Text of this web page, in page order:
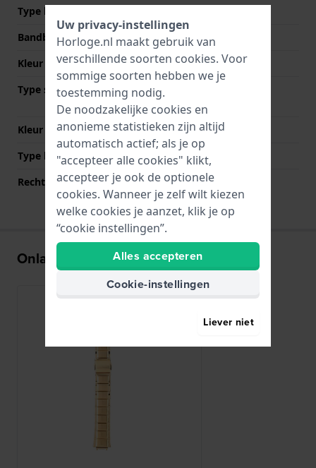
Type band
Bandbreedte
20.5 mm
Kleur Band
Goud
Type sluiting
Vlindersluiting met
drukknoppen
Kleur sluiting
Goud
Type bevestiging
Bandpennen
Rechte bandaanzet
Nee
Onlangs bekeken
Uw privacy-instellingen
Horloge.nl maakt gebruik van
verschillende soorten cookies. Voor
sommige soorten hebben we je
toestemming nodig.
De noodzakelijke cookies en
anonieme statistieken zijn altijd
automatisch actief; als je op
"accepteer alle cookies" klikt,
accepteer je ook de optionele
cookies. Wanneer je zelf wilt kiezen
welke cookies je aanzet, klik je op
“cookie instellingen”.
Alles accepteren
Cookie-instellingen
Liever niet